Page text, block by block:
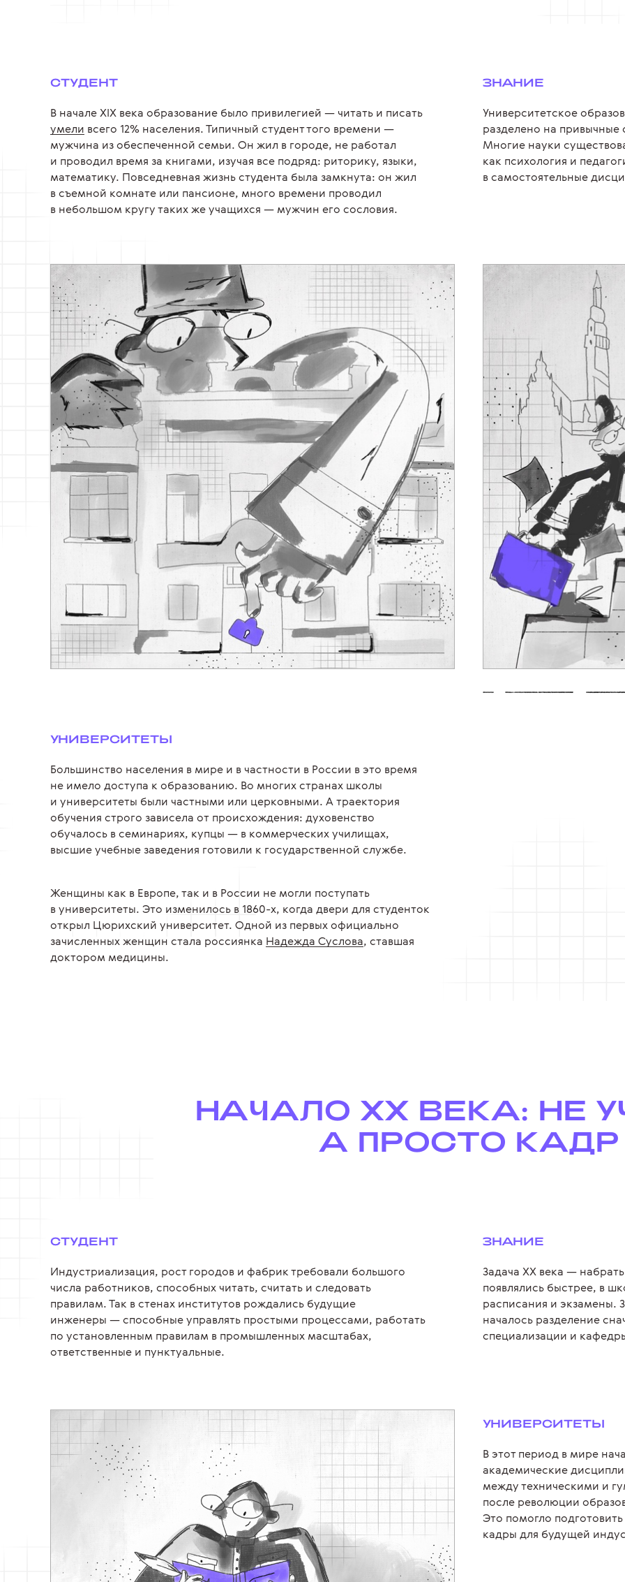
СТУДЕНТ
В начале XIX века образование было привилегией — читать и писать
умели всего 12% населения. Типичный студент того времени —
мужчина из обеспеченной семьи. Он жил в городе, не работал
и проводил время за книгами, изучая все подряд: риторику, языки,
математику. Повседневная жизнь студента была замкнута: он жил
в съемной комнате или пансионе, много времени проводил
в небольшом кругу таких же учащихся — мужчин его сословия.
ЗНАНИЕ
Университетское
разделено на привычные
Многие науки
как психология и
в самостоятельные
УНИВЕРСИТЕТЫ
Большинство населения в мире и в частности в России в это время
не имело доступа к образованию. Во многих странах школы
и университеты были частными или церковными. А траектория
обучения строго зависела от происхождения: духовенство
обучалось в семинариях, купцы — в коммерческих училищах,
высшие учебные заведения готовили к государственной службе.
Женщины как в Европе, так и в России не могли поступать
в университеты. Это изменилось в 1860-х, когда двери для студенток
открыл Цюрихский университет. Одной из первых официально
зачисленных женщин стала россиянка Надежда Суслова, ставшая
доктором медицины.
НАЧАЛО XX ВЕКА: НЕ
А ПРОСТО КАДР
СТУДЕНТ
Индустриализация, рост городов и фабрик требовали большого
числа работников, способных читать, считать и следовать
правилам. Так в стенах институтов рождались будущие
инженеры — способные управлять простыми процессами, работать
по установленным правилам в промышленных масштабах,
ответственные и пунктуальные.
ЗНАНИЕ
Задача XX века —
появлялись быстрее, в
расписания и экзамены.
началось разделение
специализации и
УНИВЕРСИТЕТЫ
В этот период в мире
академические
между техническими и
после революции
Это помогло
кадры для будущей